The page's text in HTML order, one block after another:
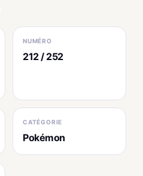
NUMÉRO
212 / 252
CATÉGORIE
Pokémon